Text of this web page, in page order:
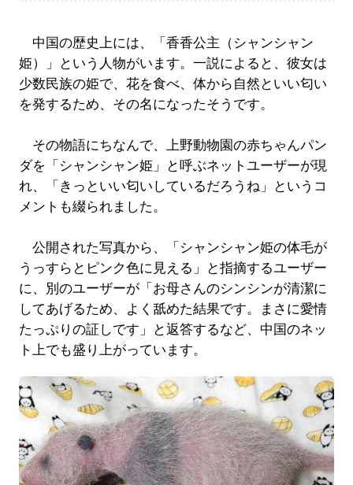
中国の歴史上には、「香香公主（シャンシャン
姫）」という人物がいます。一説によると、彼女は
少数民族の姫で、花を食べ、体から自然といい匂い
を発するため、その名になったそうです。
その物語にちなんで、上野動物園の赤ちゃんパン
ダを「シャンシャン姫」と呼ぶネットユーザーが現
れ、「きっといい匂いしているだろうね」というコ
メントも綴られました。
公開された写真から、「シャンシャン姫の体毛が
うっすらとピンク色に見える」と指摘するユーザー
に、別のユーザーが「お母さんのシンシンが清潔に
してあげるため、よく舐めた結果です。まさに愛情
たっぷりの証しです」と返答するなど、中国のネッ
ト上でも盛り上がっています。